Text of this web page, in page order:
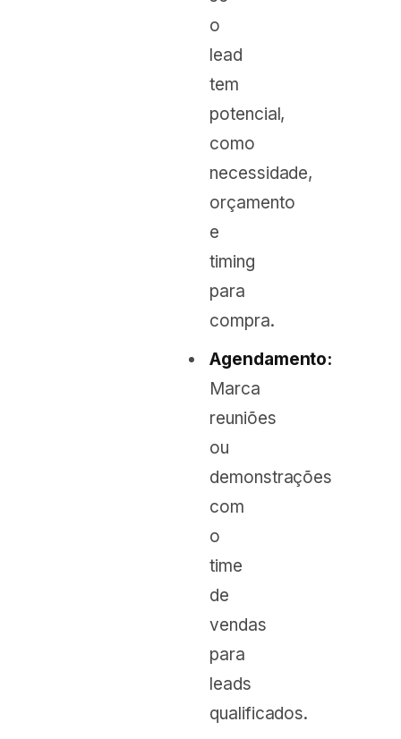
o
lead
tem
potencial,
como
necessidade,
orçamento
e
timing
para
compra.
Agendamento:
Marca
reuniões
ou
demonstrações
com
o
time
de
vendas
para
leads
qualificados.